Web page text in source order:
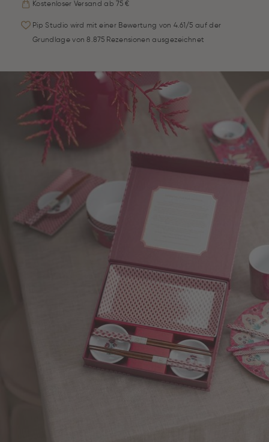
Kostenloser Versand ab 75 €
Pip Studio wird mit einer Bewertung von 4.61/5 auf der
Grundlage von 8.875 Rezensionen ausgezeichnet